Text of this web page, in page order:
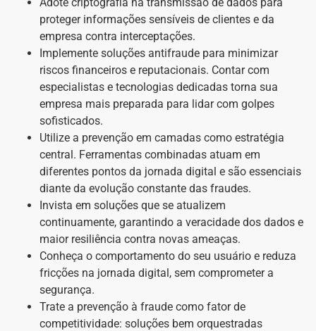
proteger informações sensíveis de clientes e da
empresa contra interceptações.
Implemente soluções antifraude para minimizar
riscos financeiros e reputacionais. Contar com
especialistas e tecnologias dedicadas torna sua
empresa mais preparada para lidar com golpes
sofisticados.
Utilize a prevenção em camadas como estratégia
central. Ferramentas combinadas atuam em
diferentes pontos da jornada digital e são essenciais
diante da evolução constante das fraudes.
Invista em soluções que se atualizem
continuamente, garantindo a veracidade dos dados e
maior resiliência contra novas ameaças.
Conheça o comportamento do seu usuário e reduza
fricções na jornada digital, sem comprometer a
segurança.
Trate a prevenção à fraude como fator de
competitividade: soluções bem orquestradas